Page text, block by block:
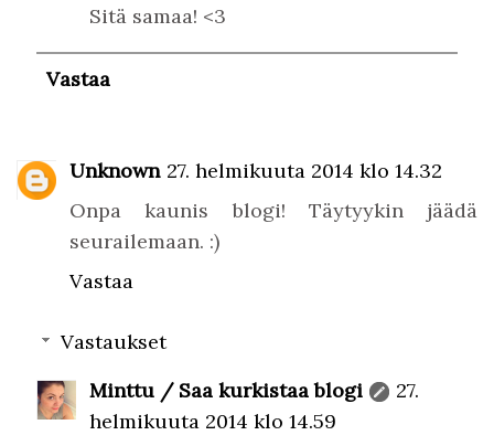
Sitä samaa! <3
Vastaa
Unknown 27. helmikuuta 2014 klo 14.32
Onpa kaunis blogi! Täytyykin jäädä
seurailemaan. :)
Vastaa
Vastaukset
Minttu / Saa kurkistaa blogi
27.
helmikuuta 2014 klo 14.59